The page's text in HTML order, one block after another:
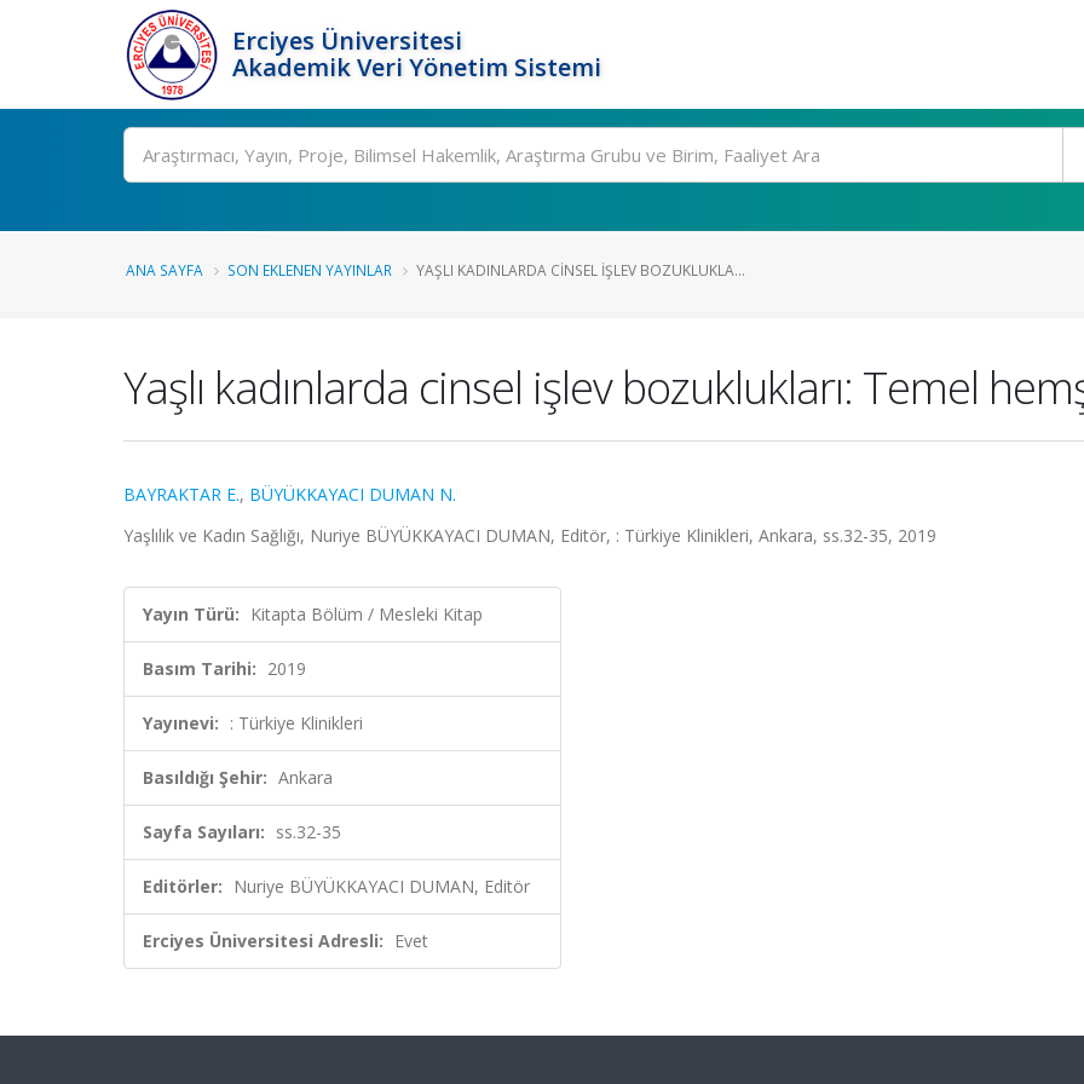
Erciyes Üniversitesi
Akademik Veri Yönetim Sistemi
Ara
ANA SAYFA SON EKLENEN YAYINLAR YAŞLI KADINLARDA CINSEL IŞLEV BOZUKLUKLA...
Yaşlı kadınlarda cinsel işlev bozuklukları: Temel
BAYRAKTAR E., BÜYÜKKAYACI DUMAN N.
Yaşlılık ve Kadın Sağlığı, Nuriye BÜYÜKKAYACI DUMAN, Editör, : Türkiye Klinikleri, Ankara, ss.32-35, 2019
Yayın Türü: Kitapta Bölüm / Mesleki Kitap
Basım Tarihi: 2019
Yayınevi: : Türkiye Klinikleri
Basıldığı Şehir: Ankara
Sayfa Sayıları: ss.32-35
Editörler: Nuriye BÜYÜKKAYACI DUMAN, Editör
Erciyes Üniversitesi Adresli: Evet